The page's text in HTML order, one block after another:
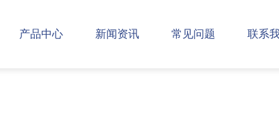
产品中心 新闻资讯 常见问题 联系